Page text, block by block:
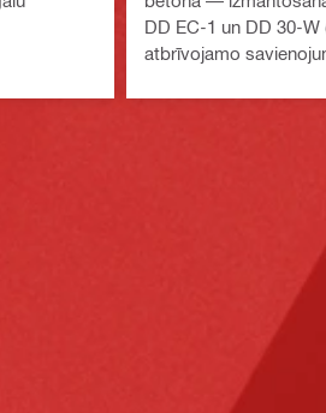
DD EC-1 un DD 30-
atbrīvojamo